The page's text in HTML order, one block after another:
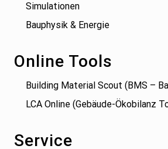
Simulationen
Bauphysik & Energie
Online Tools
Building Material Scout (BMS –
LCA Online (Gebäude-Ökobilanz
Service